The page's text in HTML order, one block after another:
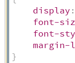
display :
font-
font-
}